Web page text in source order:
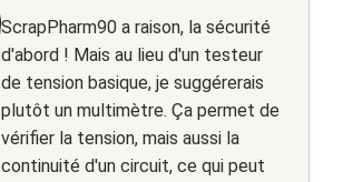
ScrapPharm90 a raison, la sécurité
d'abord ! Mais au lieu d'un testeur
de tension basique, je suggérerais
plutôt un multimètre. Ça permet de
vérifier la tension, mais aussi la
continuité d'un circuit, ce qui peut